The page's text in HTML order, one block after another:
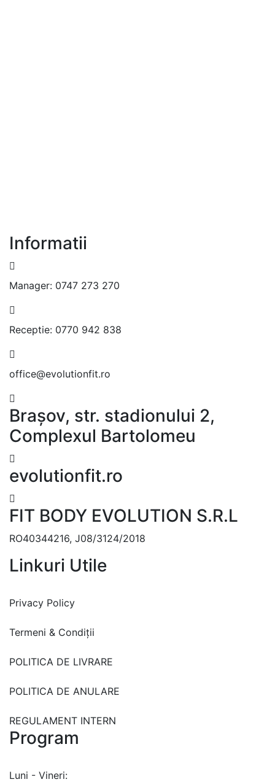
Informatii
Manager: 0747 273 270
Receptie: 0770 942 838
office@evolutionfit.ro
Brașov, str. stadionului 2,
Complexul Bartolomeu
evolutionfit.ro
FIT BODY EVOLUTION S.R.L
RO40344216, J08/3124/2018
Linkuri Utile
Privacy Policy
Termeni & Condiții
POLITICA DE LIVRARE
POLITICA DE ANULARE
REGULAMENT INTERN
Program
Luni - Vineri: